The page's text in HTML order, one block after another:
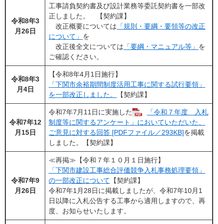
令和8年3
月26日
工事請負契約書及び設計業務等委託契約書を一部改
正しました。 【契約課】
改正概要については 「規則・要綱・要領等の改正
について」 を
改正後全文については 「要綱・マニュアル等」 を
ご確認ください。
令和8年3
月4日
【令和8年4月1日施行】
「下関市余裕期間制度活用工事に関する試行要領」
を一部改正しました。
【契約課】
令和7年12
月15日
令和7年7月11日に実施した
「令和７年度 入札
制度等に関するアンケート」においていただいた、
ご意見に対する回答 [PDFファイル／293KB]を掲載
しました。【契約課】
令和7年9
月26日
≪再掲≫【令和７年１０月１日施行】
「下関市建設工事総合評価競争入札事務処理要領」
の一部改正について 【契約課】
令和7年1月28日に掲載しましたが、令和7年10月1
日以降に入札公告する工事から適用しますので、再
度、お知らせいたします。